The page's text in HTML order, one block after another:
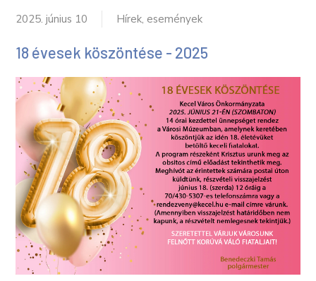
2025. június 10 Hírek, események
18 évesek köszöntése - 2025